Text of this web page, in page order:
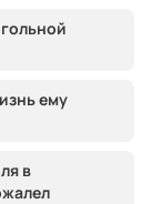
ему
в